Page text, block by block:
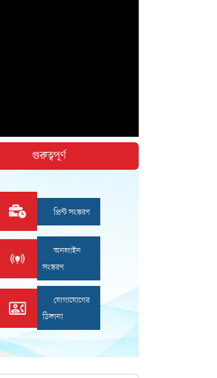
গুরুত্বপূর্ণ
প্রিন্ট সংস্করণ
অনলাইন
সংস্করণ
যোগাযোগের
ঠিকানা